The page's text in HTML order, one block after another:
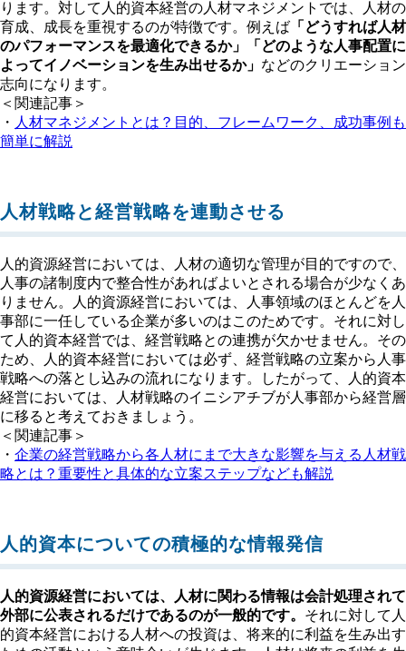
ります。対して人的資本経営の人材マネジメントでは、人材の
育成、成長を重視するのが特徴です。例えば 「どうすれば人材
のパフォーマンスを最適化できるか」「どのような人事配置に
よってイノベーションを生み出せるか」 などのクリエーション
志向になります。
＜関連記事＞
・ 人材マネジメントとは？目的、フレームワーク、成功事例も
簡単に解説
人材戦略と経営戦略を連動させる
人的資源経営においては、人材の適切な管理が目的ですので、
人事の諸制度内で整合性があればよいとされる場合が少なくあ
りません。人的資源経営においては、人事領域のほとんどを人
事部に一任している企業が多いのはこのためです。それに対し
て人的資本経営では、経営戦略との連携が欠かせません。その
ため、人的資本経営においては必ず、経営戦略の立案から人事
戦略への落とし込みの流れになります。したがって、人的資本
経営においては、人材戦略のイニシアチブが人事部から経営層
に移ると考えておきましょう。
＜関連記事＞
・ 企業の経営戦略から各人材にまで大きな影響を与える人材戦
略とは？重要性と具体的な立案ステップなども解説
人的資本についての積極的な情報発信
人的資源経営においては、人材に関わる情報は会計処理されて
外部に公表されるだけであるのが一般的です。 それに対して人
的資本経営における人材への投資は、将来的に利益を生み出す